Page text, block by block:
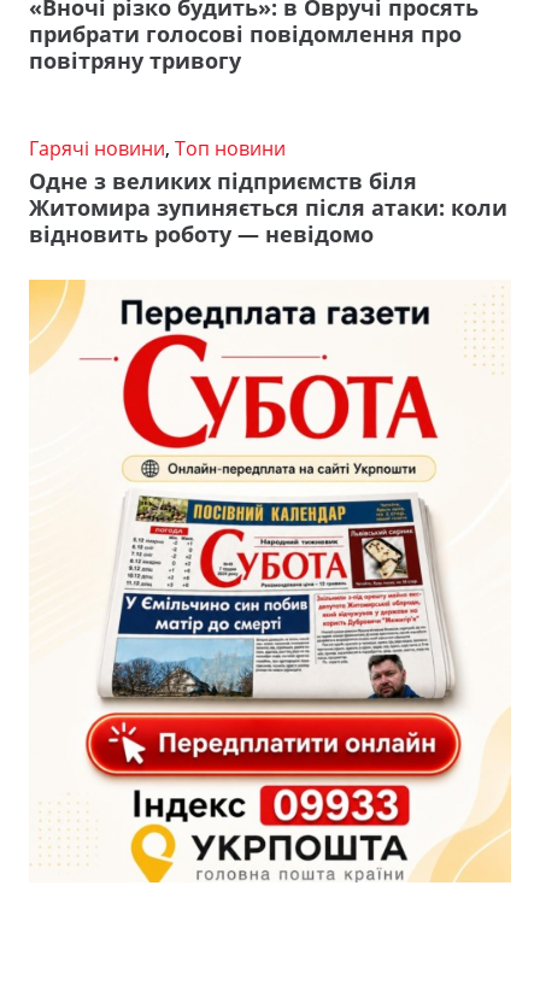
«Вночі різко будить»: в Овручі просять
прибрати голосові повідомлення про
повітряну тривогу
Гарячі новини, Топ новини
Одне з великих підприємств біля
Житомира зупиняється після атаки: коли
відновить роботу — невідомо